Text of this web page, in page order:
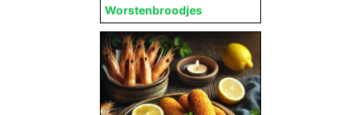
Worstenbroodjes